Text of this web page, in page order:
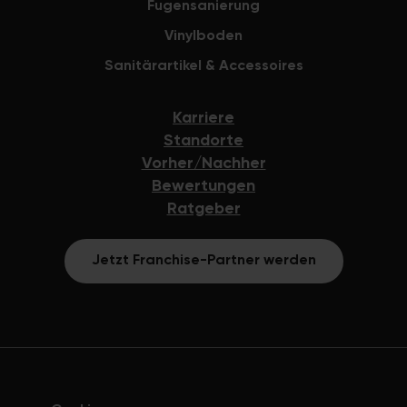
Fugensanierung
Vinylboden
Sanitärartikel & Accessoires
Karriere
Standorte
Vorher/Nachher
Bewertungen
Ratgeber
Jetzt Franchise-Partner werden